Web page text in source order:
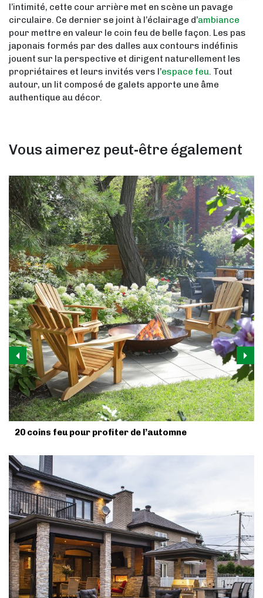
l’intimité, cette cour arrière met en scène un pavage
circulaire. Ce dernier se joint à l’éclairage d’ambiance
pour mettre en valeur le coin feu de belle façon. Les pas
japonais formés par des dalles aux contours indéfinis
jouent sur la perspective et dirigent naturellement les
propriétaires et leurs invités vers l’espace feu . Tout
autour, un lit composé de galets apporte une âme
authentique au décor.
Vous aimerez peut-être également
20 coins feu pour profiter de l’automne